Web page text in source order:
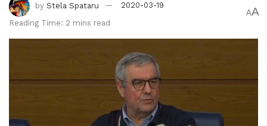
by Stela Spataru
2020-03-19
Reading Time: 2 mins read
AA